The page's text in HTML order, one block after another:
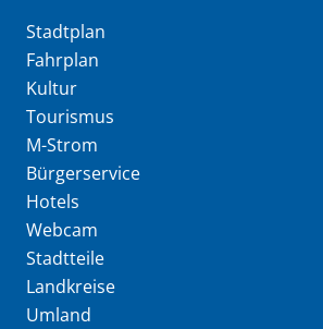
Stadtplan
Fahrplan
Kultur
Tourismus
M-Strom
Bürgerservice
Hotels
Webcam
Stadtteile
Landkreise
Umland